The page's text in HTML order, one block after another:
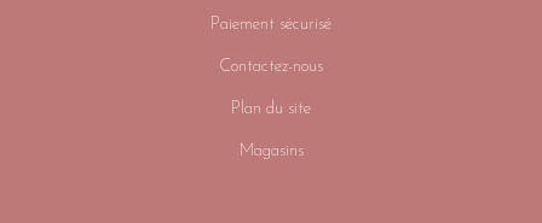
Paiement sécurisé
Contactez-nous
Plan du site
Magasins